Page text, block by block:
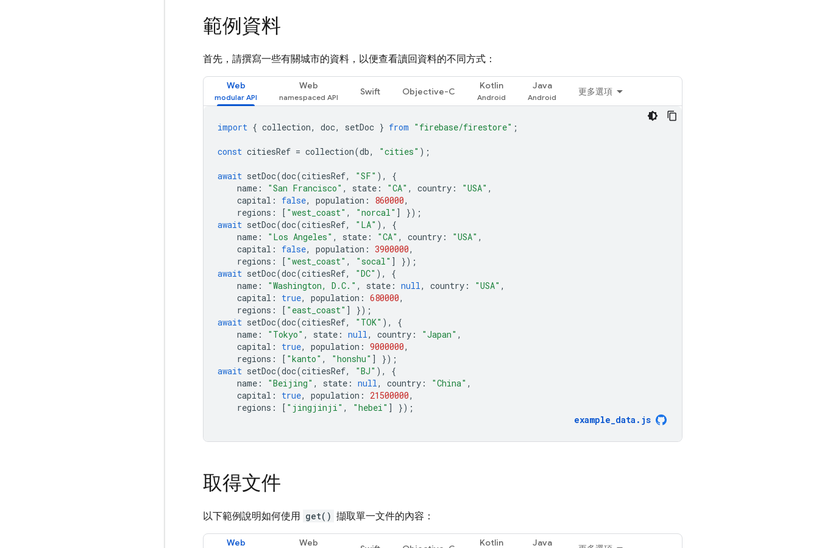
範例資料
首先，請撰寫一些有關城市的資料，以便查看讀回資料的不同方式：
Web Web
Swift Objective-C
Kotlin Java
更多選項
import { collection, doc, setDoc } from "firebase/firestore" ;
const citiesRef = collection(db, "cities" );
await setDoc(doc(citiesRef, "SF" ),
{
name : "San Francisco" , state : "CA" , country : "USA" ,
capital : false, population : 860000,
regions : [ "west_coast" , "norcal" ]
});
await setDoc(doc(citiesRef, "LA" ),
{
name : "Los Angeles" , state : "CA" , country : "USA" ,
capital : false, population : 3900000,
regions : [ "west_coast" , "socal" ]
});
await setDoc(doc(citiesRef, "DC" ),
{
name : "Washington, D.C." , state : null, country : "USA" ,
capital : true, population : 680000,
regions : [ "east_coast" ]
});
await setDoc(doc(citiesRef, "TOK" ),
{
name : "Tokyo" , state : null, country : "Japan" ,
capital : true, population : 9000000,
regions : [ "kanto" , "honshu" ]
});
await setDoc(doc(citiesRef, "BJ" ),
{
name : "Beijing" , state : null, country : "China" ,
capital : true, population : 21500000,
regions : [ "jingjinji" , "hebei" ]
});
example_data . js
取得文件
以下範例說明如何使用 get() 擷取單一文件的內容：
Web Web Kotlin Java